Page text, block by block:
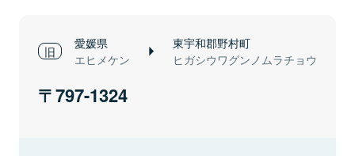
愛媛県
エヒメケン
東宇和郡野村町
ヒガシウワグンノムラチョウ
797-1324